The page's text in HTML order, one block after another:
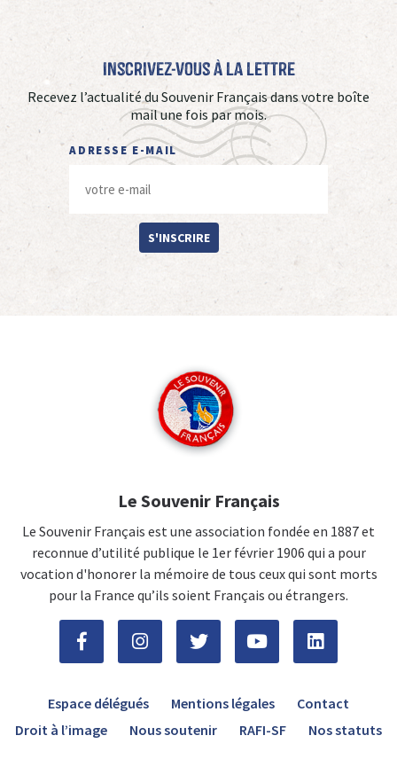
Inscrivez-vous à La Lettre
Recevez l’actualité du Souvenir Français dans votre boîte
mail une fois par mois.
ADRESSE E-MAIL
S'INSCRIRE
Le Souvenir Français
Le Souvenir Français est une association fondée en 1887 et
reconnue d’utilité publique le 1er février 1906 qui a pour
vocation d'honorer la mémoire de tous ceux qui sont morts
pour la France qu’ils soient Français ou étrangers.
Espace délégués Mentions légales
Contact
Droit à l’image
Nous soutenir RAFI-SF Nos statuts